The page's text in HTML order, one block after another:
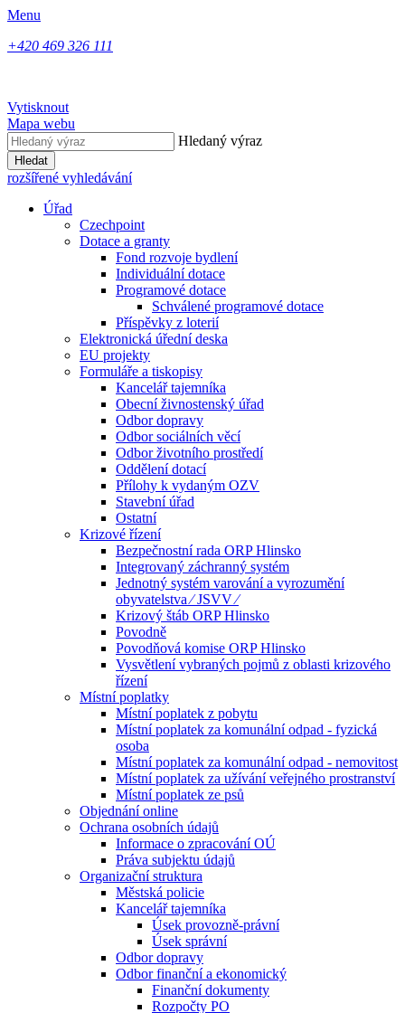
Menu
+420 469 326 111
Vytisknout
Mapa webu
Hledaný výraz
Hledat
rozšířené vyhledávání
Úřad
Czechpoint
Dotace a granty
Fond rozvoje bydlení
Individuální dotace
Programové dotace
Schválené programové dotace
Příspěvky z loterií
Elektronická úřední deska
EU projekty
Formuláře a tiskopisy
Kancelář tajemníka
Obecní živnostenský úřad
Odbor dopravy
Odbor sociálních věcí
Odbor životního prostředí
Oddělení dotací
Přílohy k vydaným OZV
Stavební úřad
Ostatní
Krizové řízení
Bezpečnostní rada ORP Hlinsko
Integrovaný záchranný systém
Jednotný systém varování a vyrozumění
obyvatelstva ⁄ JSVV ⁄
Krizový štáb ORP Hlinsko
Povodně
Povodňová komise ORP Hlinsko
Vysvětlení vybraných pojmů z oblasti krizového
řízení
Místní poplatky
Místní poplatek z pobytu
Místní poplatek za komunální odpad - fyzická
osoba
Místní poplatek za komunální odpad - nemovitost
Místní poplatek za užívání veřejného prostranství
Místní poplatek ze psů
Objednání online
Ochrana osobních údajů
Informace o zpracování OÚ
Práva subjektu údajů
Organizační struktura
Městská policie
Kancelář tajemníka
Úsek provozně-právní
Úsek správní
Odbor dopravy
Odbor finanční a ekonomický
Finanční dokumenty
Rozpočty PO